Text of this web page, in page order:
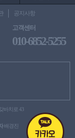
공지사항
고객센터
010-6852-5255
바치로 43
배경진